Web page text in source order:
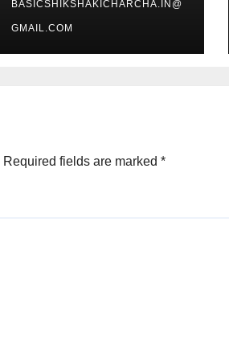
BASICSHIKSHAKICHARCHA.IN@
GMAIL.COM
Required fields are marked *